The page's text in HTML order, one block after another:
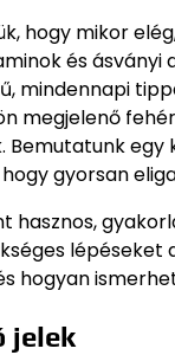
hogy mikor
és
mindennapi
megjelenő
gyorsan
hasznos,
lépéseket
hogyan
jelek